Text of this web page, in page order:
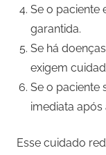
Se o paciente
garantida.
Se há
exigem
Se o paciente
imediata após
Esse cuidado